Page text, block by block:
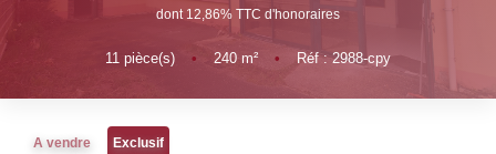
NOTRE AGENCE
dont 12,86% TTC d'honoraires
11 pièce(s) • 240 m² • Réf : 2988-cpy
A vendre Exclusif